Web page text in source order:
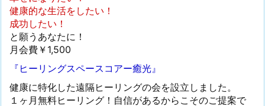
健康的な生活をしたい！
成功したい！
と願うあなたに！
月会費￥1,500
『ヒーリングスペースコアー癒光』
健康に特化した遠隔ヒーリングの会を設立しました。
１ヶ月無料ヒーリング！自信があるからこそのご提案で